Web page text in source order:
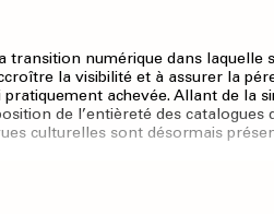
transition numérique dans laquelle
la visibilité et à assurer la
pratiquement achevée. Allant de la
de l’entièreté des catalogues
culturelles sont désormais